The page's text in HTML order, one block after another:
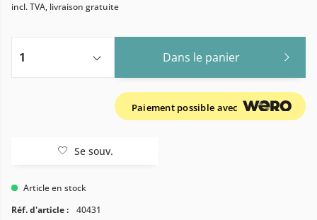
incl. TVA, livraison gratuite
Dans le panier
Paiement possible avec
Se souv.
Article en stock
Réf. d'article :
40431